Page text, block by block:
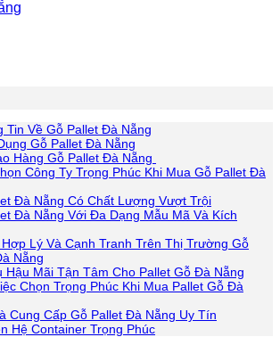
Tin Về Gỗ Pallet Đà Nẵng
Gỗ Pallet Đà Nẵng
Hàng Gỗ Pallet Đà Nẵng
Công Ty Trọng Phúc Khi Mua Gỗ Pallet Đà
Đà Nẵng Có Chất Lượng Vượt Trội
Đà Nẵng Với Đa Dạng Mẫu Mã Và Kích
Lý Và Cạnh Tranh Trên Thị Trường Gỗ
Nẵng
Hậu Mãi Tận Tâm Cho Pallet Gỗ Đà Nẵng
Chọn Trọng Phúc Khi Mua Pallet Gỗ Đà
Cung Cấp Gỗ Pallet Đà Nẵng Uy Tín
Hệ Container Trọng Phúc